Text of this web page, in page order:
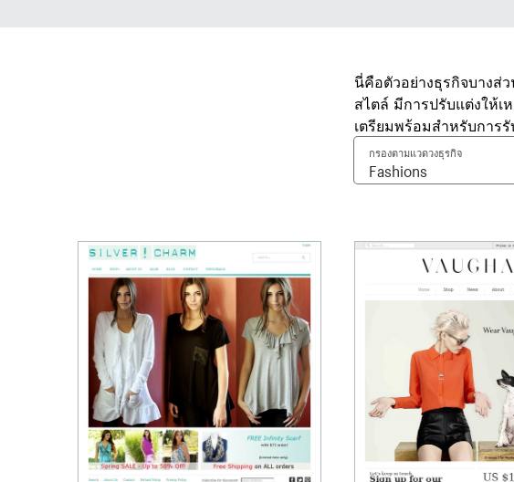
นี่คือตัวอย่างธุรกิจบางส่
สไตล์ มีการปรับแต่งให้
เตรียมพร้อมสำหรับการรั
กรองตามแวดวงธุรกิจ